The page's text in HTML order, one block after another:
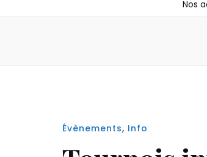
Nos
Évènements, Info